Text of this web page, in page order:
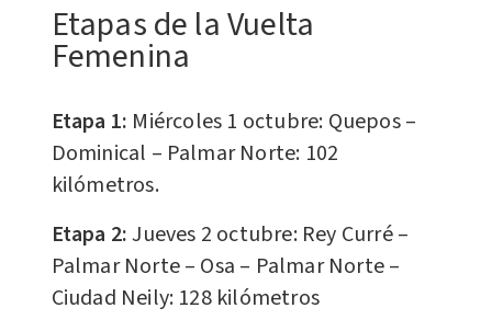
Etapas de la Vuelta
Femenina
Etapa 1: Miércoles 1 octubre: Quepos –
Dominical – Palmar Norte: 102
kilómetros.
Etapa 2:Jueves 2 octubre: Rey Curré –
Palmar Norte – Osa – Palmar Norte –
Ciudad Neily: 128 kilómetros